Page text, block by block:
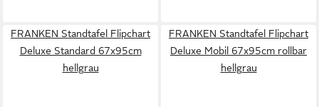
FRANKEN Standtafel Flipchart
Deluxe Standard 67x95cm
hellgrau
FRANKEN Standtafel Flipchart
Deluxe Mobil 67x95cm rollbar
hellgrau